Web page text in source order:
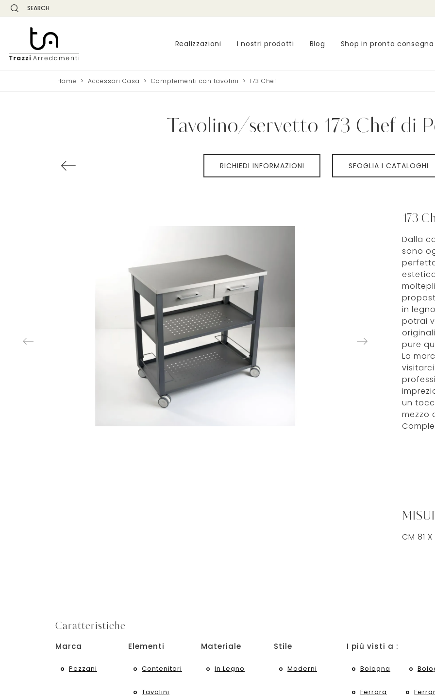
SEARCH
Realizzazioni I nostri prodotti Blog Shop in pronta consegna
Home > Accessori Casa > Complementi con tavolini > 173 Chef
Tavolino/servetto 173 Chef di
RICHIEDI INFORMAZIONI SFOGLIA I CATALOGHI
173
Dalla
sono
in
potrai
pure
La
un
mezzo
CM 81
Caratteristiche
Marca
Pezzani
Elementi
Contenitori
Tavolini
Materiale
In Legno
Stile
Moderni
I più visti a :
Bologna
Ferrara